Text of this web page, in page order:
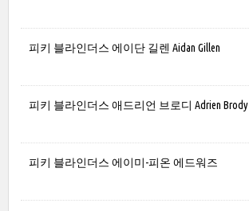
피키 블라인더스 에이단 길렌 Aidan Gillen
피키 블라인더스 애드리언 브로디 Adrien Brody
피키 블라인더스 에이미-피온 에드워즈